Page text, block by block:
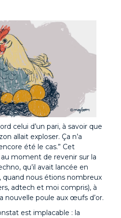
celui d’un pari, à savoir que
allait exploser. Ça n’a
été le cas.” Cet
moment de revenir sur la
qu’il avait lancée en
quand nous étions nombreux
adtech et moi compris), à
nouvelle poule aux œufs d’or.
est implacable : la